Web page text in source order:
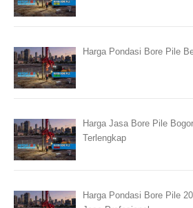
Harga Pondasi Bore Pile
Harga Jasa Bore Pile
Terlengkap
Harga Pondasi Bore Pile